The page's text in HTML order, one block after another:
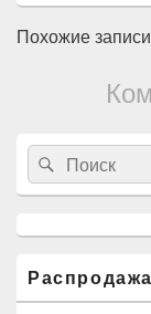
Похожие
Область
основной
боковой
панели
Search
for:
Search